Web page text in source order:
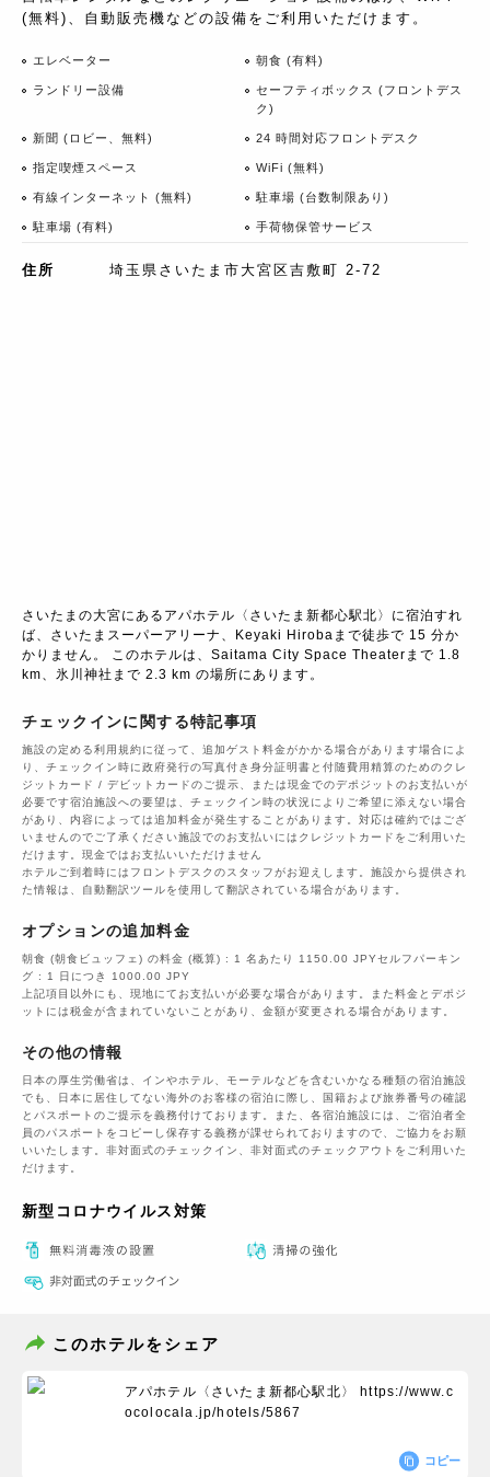
(無料)、自動販売機などの設備をご利用いただけます。
エレベーター 朝食 (有料)
ランドリー設備
セーフティボックス (フロントデス
ク)
新聞 (ロビー、無料) 24 時間対応フロントデスク
指定喫煙スペース WiFi (無料)
有線インターネット (無料) 駐車場 (台数制限あり)
駐車場 (有料) 手荷物保管サービス
住所 埼玉県さいたま市大宮区吉敷町 2-72
さいたまの大宮にあるアパホテル〈さいたま新都心駅北〉に宿泊すれ
ば、さいたまスーパーアリーナ、Keyaki Hirobaまで徒歩で 15 分か
かりません。 このホテルは、Saitama City Space Theaterまで 1.8
km、氷川神社まで 2.3 km の場所にあります。
チェックインに関する特記事項
施設の定める利用規約に従って、追加ゲスト料金がかかる場合があります場合によ
り、チェックイン時に政府発行の写真付き身分証明書と付随費用精算のためのクレ
ジットカード / デビットカードのご提示、または現金でのデポジットのお支払いが
必要です宿泊施設への要望は、チェックイン時の状況によりご希望に添えない場合
があり、内容によっては追加料金が発生することがあります。対応は確約ではござ
いませんのでご了承ください施設でのお支払いにはクレジットカードをご利用いた
だけます。現金ではお支払いいただけません
ホテルご到着時にはフロントデスクのスタッフがお迎えします。施設から提供され
た情報は、自動翻訳ツールを使用して翻訳されている場合があります。
オプションの追加料金
朝食 (朝食ビュッフェ) の料金 (概算) : 1 名あたり 1150.00 JPYセルフパーキン
グ : 1 日につき 1000.00 JPY
上記項目以外にも、現地にてお支払いが必要な場合があります。また料金とデポジ
ットには税金が含まれていないことがあり、金額が変更される場合があります。
その他の情報
日本の厚生労働省は、インやホテル、モーテルなどを含むいかなる種類の宿泊施設
でも、日本に​居住してない海外のお客様の宿泊に際し、国籍および旅券番号の確認
とパスポートのご提示を義務付け​ております。また、各宿泊施設には、ご宿泊者全
員のパスポートをコピーし保存する義務が課せられておりますの​で、ご協力をお願
いいたします。非対面式のチェックイン、非対面式のチェックアウトをご利用いた
だけます。
新型コロナウイルス対策
このホテルをシェア
アパホテル〈さいたま新都心駅北〉
https://www.c
ocolocala.jp/hotels/5867
コピー